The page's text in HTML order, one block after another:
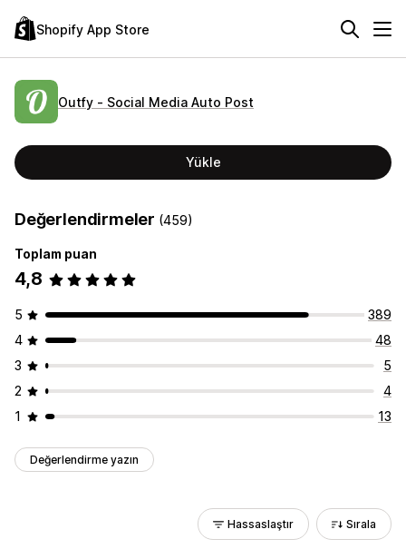
Shopify App Store
Outfy ‑ Social Media Auto Post
Yükle
Değerlendirmeler (459)
Toplam puan
4,8
5
389
4
48
3
5
2
4
1
13
Değerlendirme yazın
Hassaslaştır Sırala